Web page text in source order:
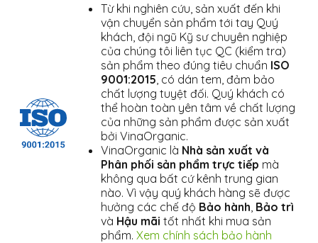
Từ khi nghiên cứu, sản xuất đến khi
vận chuyển sản phẩm tới tay Quý
khách, đội ngũ Kỹ sư chuyên nghiệp
của chúng tôi liên tục QC (kiểm tra)
sản phẩm theo đúng tiêu chuẩn ISO
9001:2015 , có dán tem, đảm bảo
chất lượng tuyệt đối. Quý khách có
thể hoàn toàn yên tâm về chất lượng
của những sản phẩm được sản xuất
bởi VinaOrganic.
VinaOrganic là Nhà sản xuất và
Phân phối sản phẩm trực tiếp mà
không qua bất cứ kênh trung gian
nào. Vì vậy quý khách hàng sẽ được
hưởng các chế độ Bảo hành Bảo trì
và Hậu mãi tốt nhất khi mua sản
phẩm. Xem chính sách bảo hành